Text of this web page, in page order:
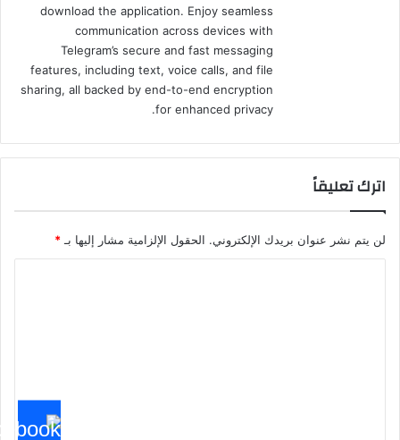
download the application. Enjoy seamless
communication across devices with
Telegram’s secure and fast messaging
features, including text, voice calls, and file
sharing, all backed by end-to-end encryption
for enhanced privacy.
اترك تعليقاً
لن يتم نشر عنوان بريدك الإلكتروني. الحقول الإلزامية مشار إليها بـ*